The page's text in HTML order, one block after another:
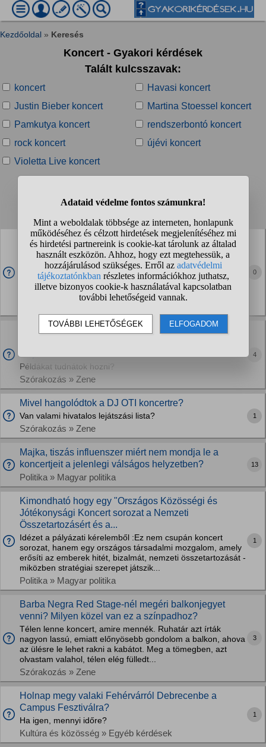
Kezdőoldal » Keresés
Koncert - Gyakori kérdések
Talált kulcsszavak:
koncert
Havasi koncert
Justin Bieber koncert
Martina Stoessel koncert
Pamkutya koncert
rendszerbontó koncert
rock koncert
újévi koncert
Violetta Live koncert
Megy ma valaki BSW koncertre a Budapest parkba,
akihez csatlakozhatnék? 26/F
Sziasztok, szóval ma megyek a Budapest parkos BSW
koncertre, sajnos akivel mentem volna barátom nem tud
eljönni, egyedül pedig nem akartam volna bulizni, így van
esetleg valaki/valakik, akikhez csatlakozhatnék...
0
Volt olyan, hogy egy kezdő zenekar méltatlanul csak
Példákat tudnátok hozni?
Szórakozás » Zene
4
Mivel hangolódtok a DJ OTI koncertre?
Van valami hivatalos lejátszási lista?
Szórakozás » Zene
1
Majka, tiszás influenszer miért nem mondja le a
koncertjeit a jelenlegi válságos helyzetben?
Politika » Magyar politika
13
Kimondható hogy egy "Országos Közösségi és
Jótékonysági Koncert sorozat a Nemzeti
Összetartozásért és a...
Idézet a pályázati kérelemből :Ez nem csupán koncert
sorozat, hanem egy országos társadalmi mozgalom, amely
erősíti az emberek hitét, bizalmát, nemzeti összetartozását -
miközben stratégiai szerepet játszik...
Politika » Magyar politika
1
Barba Negra Red Stage-nél megéri balkonjegyet
venni? Milyen közel van ez a színpadhoz?
Télen lenne koncert, amire mennék. Ruhatár azt írták
nagyon lassú, emiatt előnyösebb gondolom a balkon, ahova
az ülésre le lehet rakni a kabátot. Meg a tömegben, azt
olvastam valahol, télen elég fülledt...
Szórakozás » Zene
3
Holnap megy valaki Fehérvárról Debrecenbe a
Campus Fesztiválra?
Ha igen, mennyi időre?
Kultúra és közösség » Egyéb kérdések
1